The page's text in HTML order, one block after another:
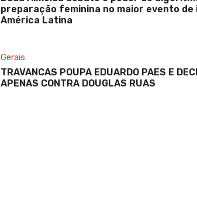
preparação feminina no maior evento de
América Latina
Gerais
TRAVANCAS POUPA EDUARDO PAES E
APENAS CONTRA DOUGLAS RUAS